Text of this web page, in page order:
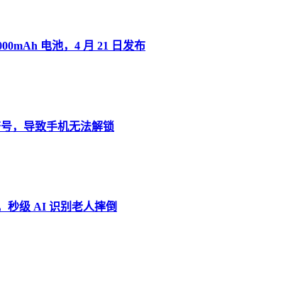
电池，4 月 21 日发布
，导致手机无法解锁
秒级 AI 识别老人摔倒